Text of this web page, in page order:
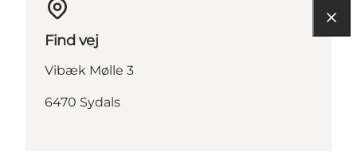
Find vej
Vibæk Mølle 3
6470 Sydals